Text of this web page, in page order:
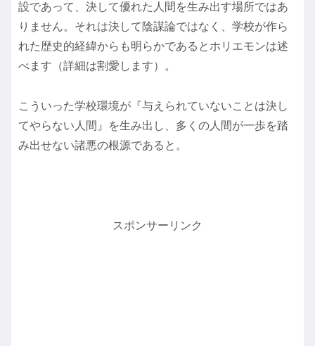
設であって、決して優れた人間を生み出す場所ではあ
りません。それは決して陰謀論ではなく、学校が作ら
れた歴史的経緯からも明らかであるとホリエモンは述
べます（詳細は割愛します）。
こういった学校環境が『与えられていないことは決し
てやらない人間』を生み出し、多くの人間が一歩を踏
み出せない諸悪の根源であると。
スポンサーリンク